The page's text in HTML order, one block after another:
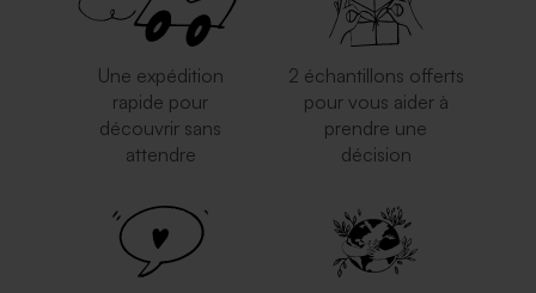
Une expédition
rapide pour
découvrir sans
attendre
2 échantillons offerts
pour vous aider à
prendre une
décision